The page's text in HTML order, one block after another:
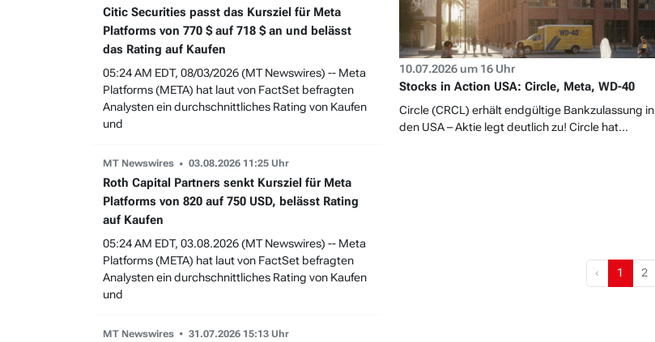
10.07.2026 um 16 Uhr
Stocks in Action USA: Circle, Meta, WD-40
Circle (CRCL) erhält endgültige Bankzulassung in
den USA – Aktie legt deutlich zu! Circle hat...
‹ 1 2
Citic Securities passt das Kursziel für Meta
Platforms von 770 $ auf 718 $ an und belässt
das Rating auf Kaufen
05:24 AM EDT, 08/03/2026 (MT Newswires) -- Meta
Platforms (META) hat laut von FactSet befragten
Analysten ein durchschnittliches Rating von Kaufen
und
MT Newswires 03.08.2026 11:25 Uhr
Roth Capital Partners senkt Kursziel für Meta
Platforms von 820 auf 750 USD, belässt Rating
auf Kaufen
05:24 AM EDT, 03.08.2026 (MT Newswires) -- Meta
Platforms (META) hat laut von FactSet befragten
Analysten ein durchschnittliches Rating von Kaufen
und
MT Newswires 31.07.2026 15:13 Uhr